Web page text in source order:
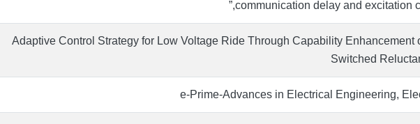
communication delay and excitation
Adaptive Control Strategy for Low Voltage Ride Through Capability Enhancement
Switched
e-Prime-Advances in Electrical Engineering,